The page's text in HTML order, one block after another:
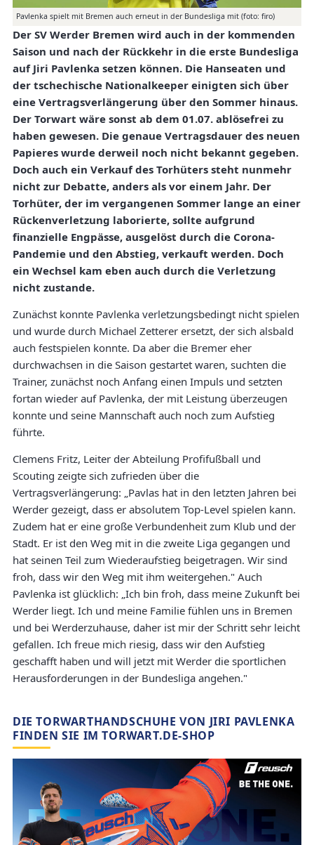
Pavlenka spielt mit Bremen auch erneut in der Bundesliga mit (foto: firo)
Der SV Werder Bremen wird auch in der kommenden
Saison und nach der Rückkehr in die erste Bundesliga
auf Jiri Pavlenka setzen können. Die Hanseaten und
der tschechische Nationalkeeper einigten sich über
eine Vertragsverlängerung über den Sommer hinaus.
Der Torwart wäre sonst ab dem 01.07. ablösefrei zu
haben gewesen. Die genaue Vertragsdauer des neuen
Papieres wurde derweil noch nicht bekannt gegeben.
Doch auch ein Verkauf des Torhüters steht nunmehr
nicht zur Debatte, anders als vor einem Jahr. Der
Torhüter, der im vergangenen Sommer lange an einer
Rückenverletzung laborierte, sollte aufgrund
finanzielle Engpässe, ausgelöst durch die Corona-
Pandemie und den Abstieg, verkauft werden. Doch
ein Wechsel kam eben auch durch die Verletzung
nicht zustande.
Zunächst konnte Pavlenka verletzungsbedingt nicht spielen
und wurde durch Michael Zetterer ersetzt, der sich alsbald
auch festspielen konnte. Da aber die Bremer eher
durchwachsen in die Saison gestartet waren, suchten die
Trainer, zunächst noch Anfang einen Impuls und setzten
fortan wieder auf Pavlenka, der mit Leistung überzeugen
konnte und seine Mannschaft auch noch zum Aufstieg
führte.
Clemens Fritz, Leiter der Abteilung Profifußball und
Scouting zeigte sich zufrieden über die
Vertragsverlängerung: „Pavlas hat in den letzten Jahren bei
Werder gezeigt, dass er absolutem Top-Level spielen kann.
Zudem hat er eine große Verbundenheit zum Klub und der
Stadt. Er ist den Weg mit in die zweite Liga gegangen und
hat seinen Teil zum Wiederaufstieg beigetragen. Wir sind
froh, dass wir den Weg mit ihm weitergehen." Auch
Pavlenka ist glücklich: „Ich bin froh, dass meine Zukunft bei
Werder liegt. Ich und meine Familie fühlen uns in Bremen
und bei Werderzuhause, daher ist mir der Schritt sehr leicht
gefallen. Ich freue mich riesig, dass wir den Aufstieg
geschafft haben und will jetzt mit Werder die sportlichen
Herausforderungen in der Bundesliga angehen."
DIE TORWARTHANDSCHUHE VON JIRI PAVLENKA
FINDEN SIE IM TORWART.DE-SHOP